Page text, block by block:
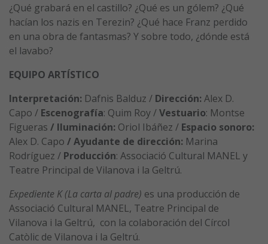
¿Qué grabará en el castillo? ¿Qué es un gólem? ¿Qué
hacían los nazis en Terezin? ¿Qué hace Franz perdido
en una obra de fantasmas? Y sobre todo, ¿dónde está
el lavabo?
EQUIPO ARTÍSTICO
Interpretación: Dafnis Balduz / Dirección: Alex D.
Capo / Escenografía: Quim Roy /Vestuario: Montse
Figueras / Iluminación: Oriol Ibáñez / Espacio sonoro:
Alex D. Capo / Ayudante de dirección: Marina
Rodríguez / Producción: Associació Cultural MANEL y
Teatre Principal de Vilanova i la Geltrú.
Expediente K (La carta al padre) es una producción de
Associació Cultural MANEL, Teatre Principal de
Vilanova i la Geltrú, con la colaboración del Círcol
Catòlic de Vilanova i la Geltrú.